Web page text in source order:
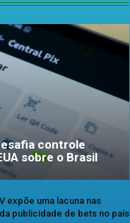
controle
sobre o Brasil
expõe uma lacuna nas
publicidade de bets no país